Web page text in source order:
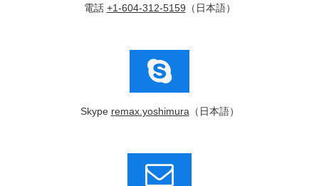
電話 +1-604-312-5159 （日本語）
Skype remax.yoshimura（日本語）